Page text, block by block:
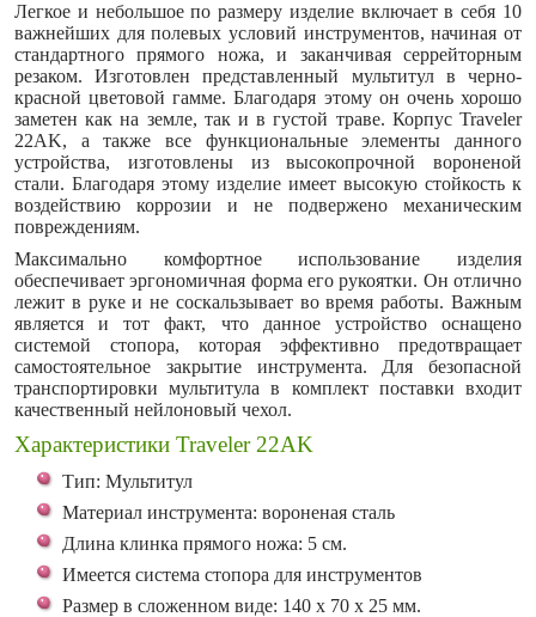
Легкое и небольшое по размеру изделие включает в себя 10
важнейших для полевых условий инструментов, начиная от
стандартного прямого ножа, и заканчивая серрейторным
резаком. Изготовлен представленный мультитул в черно-
красной цветовой гамме. Благодаря этому он очень хорошо
заметен как на земле, так и в густой траве. Корпус Traveler
22AK, а также все функциональные элементы данного
устройства, изготовлены из высокопрочной вороненой
стали. Благодаря этому изделие имеет высокую стойкость к
воздействию коррозии и не подвержено механическим
повреждениям.
Максимально комфортное использование изделия
обеспечивает эргономичная форма его рукоятки. Он отлично
лежит в руке и не соскальзывает во время работы. Важным
является и тот факт, что данное устройство оснащено
системой стопора, которая эффективно предотвращает
самостоятельное закрытие инструмента. Для безопасной
транспортировки мультитула в комплект поставки входит
качественный нейлоновый чехол.
Характеристики Traveler 22AK
Тип: Мультитул
Материал инструмента: вороненая сталь
Длина клинка прямого ножа: 5 см.
Имеется система стопора для инструментов
Размер в сложенном виде: 140 х 70 х 25 мм.